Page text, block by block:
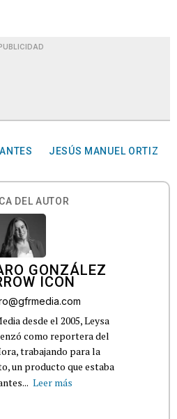
PUBLICIDAD
JESÚS MANUEL ORTIZ
DEL AUTOR
GONZÁLEZ
desde el 2005, Leysa
como reportera del
trabajando para la
un producto que estaba
Leer más